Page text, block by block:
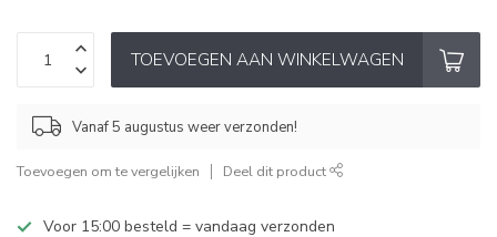
TOEVOEGEN AAN WINKELWAGEN
Vanaf 5 augustus weer verzonden!
Toevoegen om te vergelijken Deel dit product
Voor 15:00 besteld = vandaag verzonden